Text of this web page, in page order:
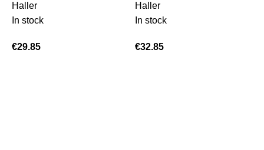
Haller
In stock
€29.85
Haller
In stock
€32.85